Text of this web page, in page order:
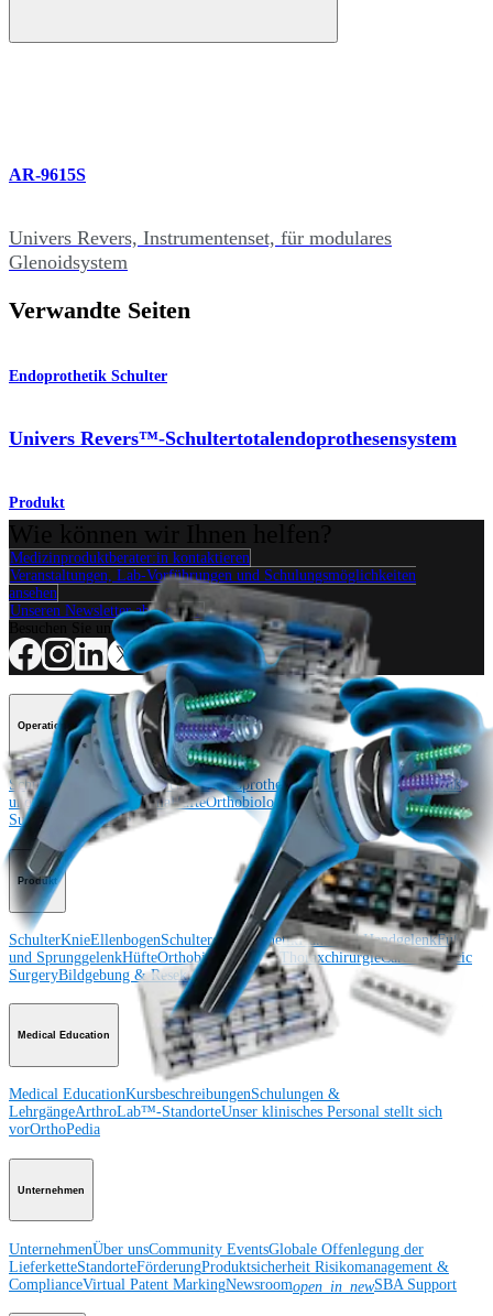
AR-9615S
Univers Revers, Instrumentenset, für modulares
Glenoidsystem
Verwandte Seiten
Endoprothetik Schulter
Univers Revers™-Schultertotalendoprothesensystem
Produkt
Medizinproduktberater:in kontaktieren
Veranstaltungen, Lab-Vorführungen und Schulungsmöglichkeiten
ansehen
Unseren Newsletter abonnieren
Besuchen Sie uns
Operationsverfahren
SchulterKnie EllenbogenSchulterendoprothetikHand und HandgelenkFuß
und SprunggelenkTraumaHüfteOrthobiologie
Cardiothoracic
Surgery
Wirbelsäule
Produkt
SchulterKnieEllenbogenSchulterendoprothetikHand und HandgelenkFuß
und SprunggelenkHüfteOrthobiologieHerz-ThoraxchirurgieCardiothoracic
SurgeryBildgebung & Resektion
Medical Education
Medical EducationKursbeschreibungenSchulungen &
LehrgängeArthroLab™-StandorteUnser klinisches Personal stellt sich
vorOrthoPedia
Unternehmen
UnternehmenÜber unsCommunity EventsGlobale Offenlegung der
LieferketteStandorteFörderungProduktsicherheit Risikomanagement &
ComplianceVirtual Patent MarkingNewsroomopen_in_newSBA Support